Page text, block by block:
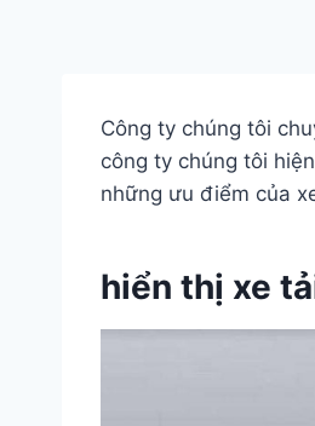
Công ty chúng tôi
công ty chúng tôi
những ưu điểm của
hiển thị xe